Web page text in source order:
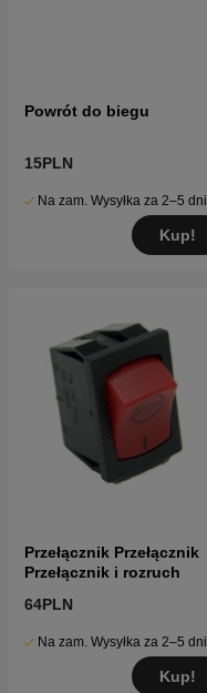
Powrót do biegu
15PLN
Na zam. Wysyłka za 2–5 dni
Kup!
Przełącznik Przełącznik
Przełącznik i rozruch
64PLN
Na zam. Wysyłka za 2–5 dni
Kup!